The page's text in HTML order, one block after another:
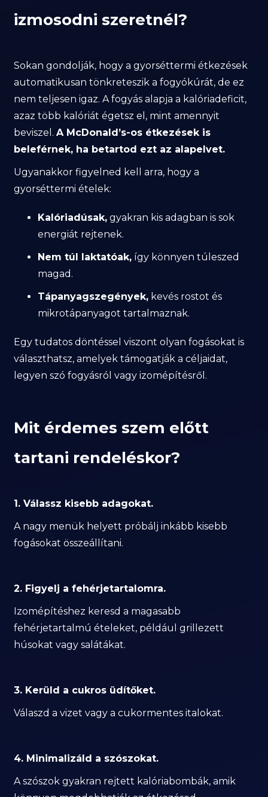
izmosodni szeretnél?
Sokan gondolják, hogy a gyorséttermi étkezések
automatikusan tönkreteszik a fogyókúrát, de ez
nem teljesen igaz. A fogyás alapja a kalóriadeficit,
azaz több kalóriát égetsz el, mint amennyit
beviszel.A McDonald’s-os étkezések is
beleférnek, ha betartod ezt az alapelvet.
Ugyanakkor figyelned kell arra, hogy a
gyorséttermi ételek:
Kalóriadúsak, gyakran kis adagban is sok
energiát rejtenek.
Nem túl laktatóak, így könnyen túleszed
magad.
Tápanyagszegények, kevés rostot és
mikrotápanyagot tartalmaznak.
Egy tudatos döntéssel viszont olyan fogásokat is
választhatsz, amelyek támogatják a céljaidat,
legyen szó fogyásról vagy izomépítésről.
Mit érdemes szem előtt
tartani rendeléskor?
1. Válassz kisebb adagokat.
A nagy menük helyett próbálj inkább kisebb
fogásokat összeállítani.
2. Figyelj a fehérjetartalomra.
Izomépítéshez keresd a magasabb
fehérjetartalmú ételeket, például grillezett
húsokat vagy salátákat.
3. Kerüld a cukros üdítőket.
Válaszd a vizet vagy a cukormentes italokat.
4. Minimalizáld a szószokat.
A szószok gyakran rejtett kalóriabombák, amik